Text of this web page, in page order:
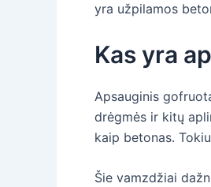
yra užpilamos
Kas yra
Apsauginis
drėgmės ir kitų
kaip betonas.
Šie vamzdžiai